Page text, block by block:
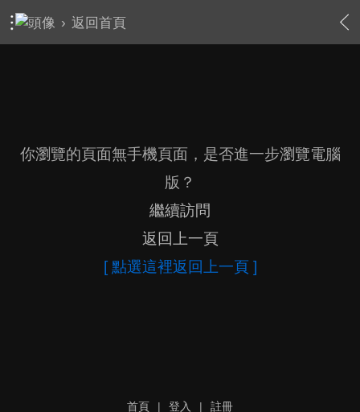
› 返回首頁
你瀏覽的頁面無手機頁面，是否進一步瀏覽電腦
版？
繼續訪問
返回上一頁
[ 點選這裡返回上一頁 ]
首頁 | 登入 |
註冊